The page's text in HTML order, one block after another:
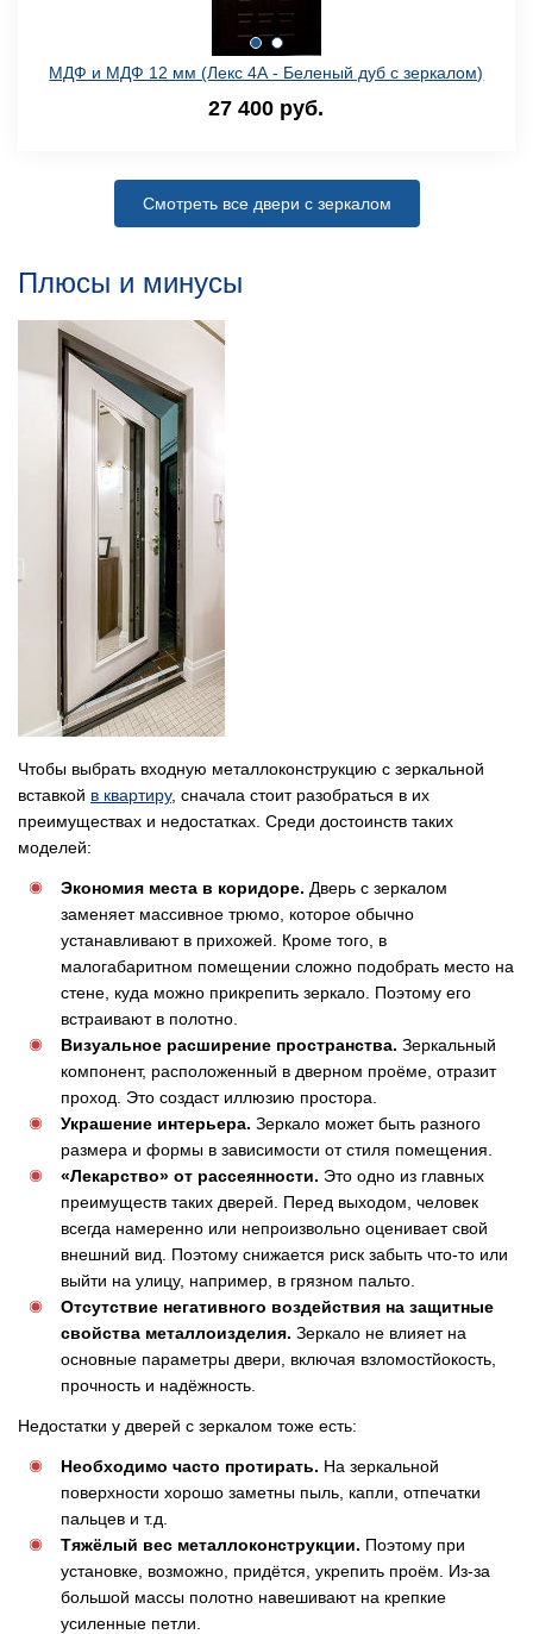
МДФ и МДФ 12 мм (Лекс 4А - Беленый дуб с зеркалом)
27 400 руб.
Смотреть все двери с зеркалом
Плюсы и минусы
Чтобы выбрать входную металлоконструкцию с зеркальной
вставкой в квартиру, сначала стоит разобраться в их
преимуществах и недостатках. Среди достоинств таких
моделей:
Экономия места в коридоре. Дверь с зеркалом
заменяет массивное трюмо, которое обычно
устанавливают в прихожей. Кроме того, в
малогабаритном помещении сложно подобрать место на
стене, куда можно прикрепить зеркало. Поэтому его
встраивают в полотно.
Визуальное расширение пространства. Зеркальный
компонент, расположенный в дверном проёме, отразит
проход. Это создаст иллюзию простора.
Украшение интерьера. Зеркало может быть разного
размера и формы в зависимости от стиля помещения.
«Лекарство» от рассеянности. Это одно из главных
преимуществ таких дверей. Перед выходом, человек
всегда намеренно или непроизвольно оценивает свой
внешний вид. Поэтому снижается риск забыть что-то или
выйти на улицу, например, в грязном пальто.
Отсутствие негативного воздействия на защитные
свойства металлоизделия. Зеркало не влияет на
основные параметры двери, включая взломостйокость,
прочность и надёжность.
Недостатки у дверей с зеркалом тоже есть:
Необходимо часто протирать. На зеркальной
поверхности хорошо заметны пыль, капли, отпечатки
пальцев и т.д.
Тяжёлый вес металлоконструкции. Поэтому при
установке, возможно, придётся, укрепить проём. Из-за
большой массы полотно навешивают на крепкие
усиленные петли.